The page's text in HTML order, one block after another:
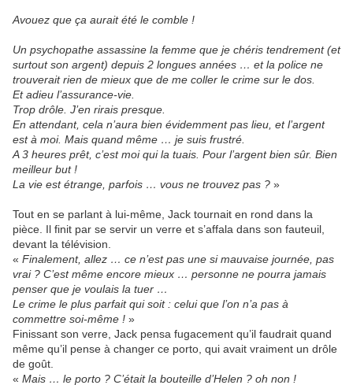
Avouez que ça aurait été le comble !
Un psychopathe assassine la femme que je chéris tendrement (et
surtout son argent) depuis 2 longues années … et la police ne
trouverait rien de mieux que de me coller le crime sur le dos.
Et adieu l’assurance-vie.
Trop drôle. J’en rirais presque.
En attendant, cela n’aura bien évidemment pas lieu, et l’argent
est à moi. Mais quand même … je suis frustré.
A 3 heures prêt, c’est moi qui la tuais. Pour l’argent bien sûr. Bien
meilleur but !
La vie est étrange, parfois … vous ne trouvez pas ? »
Tout en se parlant à lui-même, Jack tournait en rond dans la
pièce. Il finit par se servir un verre et s’affala dans son fauteuil,
devant la télévision.
« Finalement, allez … ce n’est pas une si mauvaise journée, pas
vrai ? C’est même encore mieux … personne ne pourra jamais
penser que je voulais la tuer …
Le crime le plus parfait qui soit : celui que l’on n’a pas à
commettre soi-même ! »
Finissant son verre, Jack pensa fugacement qu’il faudrait quand
même qu’il pense à changer ce porto, qui avait vraiment un drôle
de goût.
« Mais … le porto ? C’était la bouteille d’Helen ? oh non !